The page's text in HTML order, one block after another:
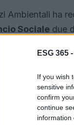
ESG 365 -
If you wish
sensitive
confirm
continue
information
Ambientali ha
Sociale due
nella Sala
e